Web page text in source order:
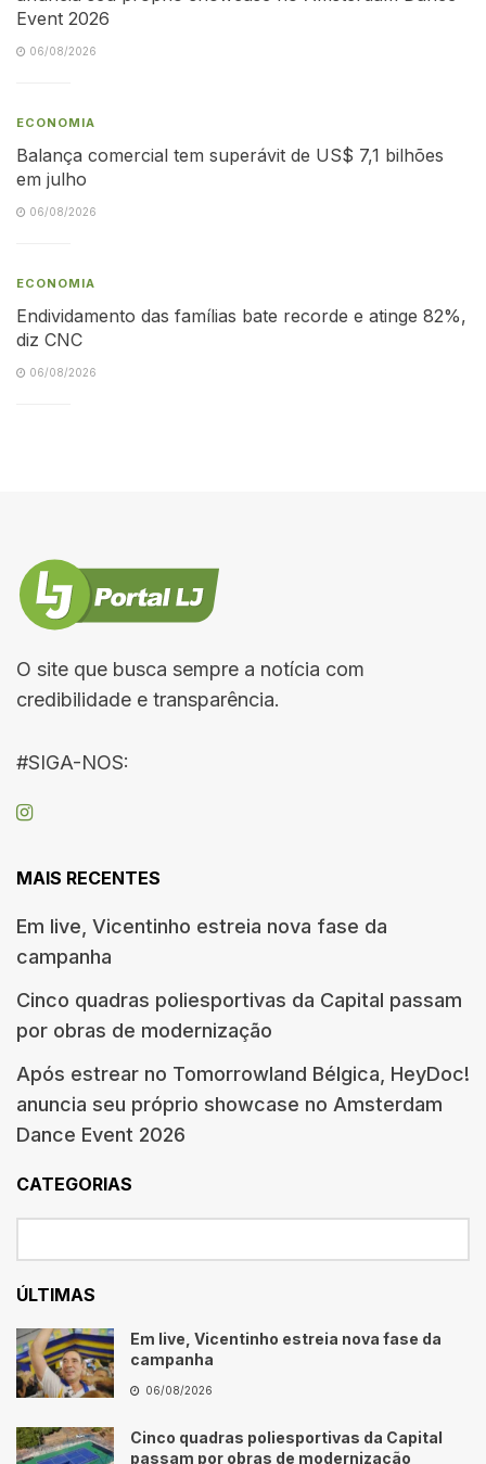
Event 2026
06/08/2026
ECONOMIA
Balança comercial tem superávit de US$ 7,1 bilhões
em julho
06/08/2026
ECONOMIA
Endividamento das famílias bate recorde e atinge 82%,
diz CNC
06/08/2026
O site que busca sempre a notícia com
credibilidade e transparência.
#SIGA-NOS:
MAIS RECENTES
Em live, Vicentinho estreia nova fase da
campanha
Cinco quadras poliesportivas da Capital passam
por obras de modernização
Após estrear no Tomorrowland Bélgica, HeyDoc!
anuncia seu próprio showcase no Amsterdam
Dance Event 2026
CATEGORIAS
ÚLTIMAS
Em live, Vicentinho estreia nova fase da
campanha
06/08/2026
Cinco quadras poliesportivas da Capital
passam por obras de modernização